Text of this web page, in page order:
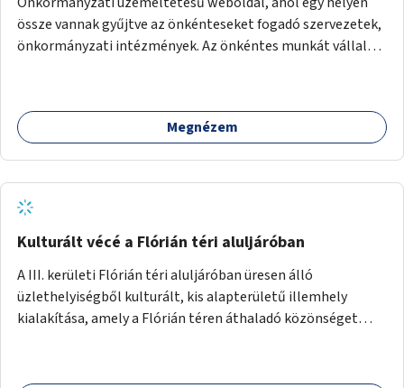
össze vannak gyűjtve az önkénteseket fogadó szervezetek,
önkormányzati intézmények. Az önkéntes munkát vállalók
az önkénteseket fogadó szervezetekkel. Maga az önkéntes
munka már az önkormányzattól függetlenül folyna, az
adatok naprakészen tartása.
Megnézem
Kulturált vécé a Flórián téri aluljáróban
A III. kerületi Flórián téri aluljáróban üresen álló
üzlethelyiségből kulturált, kis alapterületű illemhely
kialakítása, amely a Flórián téren áthaladó közönséget